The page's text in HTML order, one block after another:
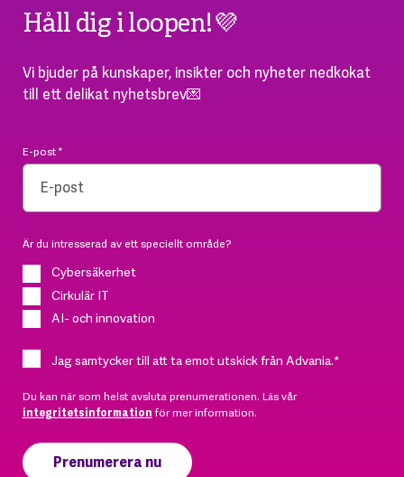
Håll dig i loopen!💜
Vi bjuder på kunskaper, insikter och nyheter nedkokat
till ett delikat nyhetsbrev💌
E-post*
Är du intresserad av ett speciellt område?
Cybersäkerhet
Cirkulär IT
AI- och innovation
Jag samtycker till att ta emot utskick från Advania.*
Du kan när som helst avsluta prenumerationen. Läs vår
integritetsinformation för mer information.